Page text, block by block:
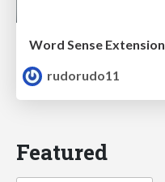
Word Sense Extension
rudorudo11
Featured